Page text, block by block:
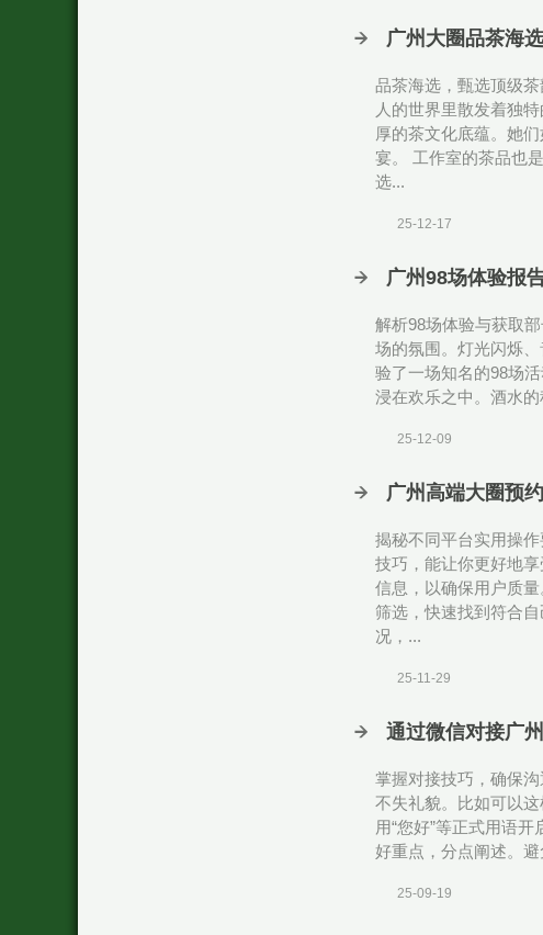
广州大圈品茶海
品茶海选，甄选顶级
人的世界里散发着独
厚的茶文化底蕴。她
宴。 工作室的茶品也
选...
25-12-17
广州98场体验报
解析98场体验与获取
场的氛围。灯光闪烁
验了一场知名的98场
浸在欢乐之中。酒水
25-12-09
广州高端大圈预
揭秘不同平台实用操
技巧，能让你更好地
信息，以确保用户质
筛选，快速找到符合
况，...
25-11-29
通过微信对接广
掌握对接技巧，确保
不失礼貌。比如可以
用“您好”等正式用语
好重点，分点阐述。
25-09-19